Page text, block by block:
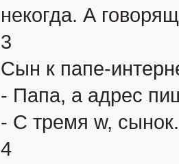
некогда. А
3
Сын к папе-
- Папа, а адрес
- С тремя w, сынок.
4